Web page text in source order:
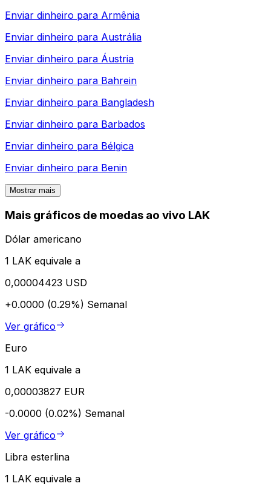
Enviar dinheiro para Armênia
Enviar dinheiro para Austrália
Enviar dinheiro para Áustria
Enviar dinheiro para Bahrein
Enviar dinheiro para Bangladesh
Enviar dinheiro para Barbados
Enviar dinheiro para Bélgica
Enviar dinheiro para Benin
Mostrar mais
Mais gráficos de moedas ao vivo LAK
Dólar americano
1 LAK equivale a
0,00004423 USD
+0.0000 (0.29%) Semanal
Ver gráfico
Euro
1 LAK equivale a
0,00003827 EUR
-0.0000 (0.02%) Semanal
Ver gráfico
Libra esterlina
1 LAK equivale a